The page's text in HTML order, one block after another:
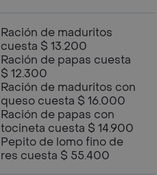
Ración de maduritos
cuesta $ 13.200
Ración de papas cuesta
$ 12.300
Ración de maduritos con
queso cuesta $ 16.000
Ración de papas con
tocineta cuesta $ 14.900
Pepito de lomo fino de
res cuesta $ 55.400